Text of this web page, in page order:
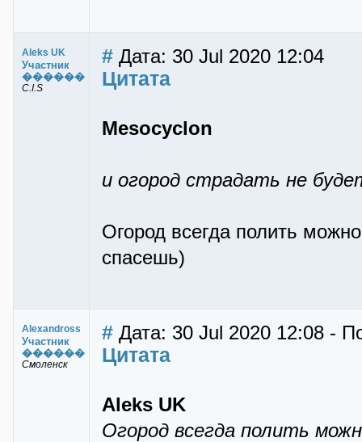
Aleks UK
Участник
������
C.I.S
# Дата: 30 Jul 2020 12:04
Цитата
Mesocyclon
и огород страдать не
Огород всегда полить
спасешь)
Alexandross
Участник
������
Смоленск
# Дата: 30 Jul 2020 12:08 -
Цитата
Aleks UK
Огород всегда полить